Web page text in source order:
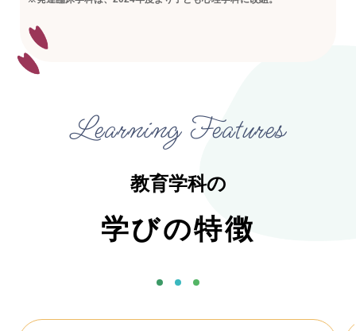
Learning Features
教育学科の
学びの特徴